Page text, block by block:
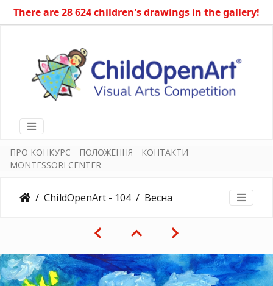
There are 28 624 children's drawings in the gallery!
ПРО КОНКУРС ПОЛОЖЕННЯ
КОНТАКТИ
MONTESSORI CENTER
ChildOpenArt - 104 Весна